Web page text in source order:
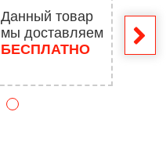
Данный товар
мы доставляем
БЕСПЛАТНО